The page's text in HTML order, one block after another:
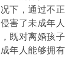
下，通过不正
害了未成年人
既对离婚孩子
年人能够拥有